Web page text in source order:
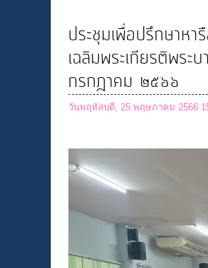
ประชุมเพื่อปรึกษาห
เฉลิมพระเกียรติพระ
กรกฎาคม ๒๕๖๖
วันพฤหัสบดี, 25 พฤษภาคม 2566